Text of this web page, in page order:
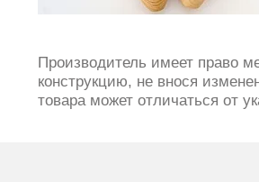
Производитель имеет право
конструкцию, не внося
товара может отличаться от